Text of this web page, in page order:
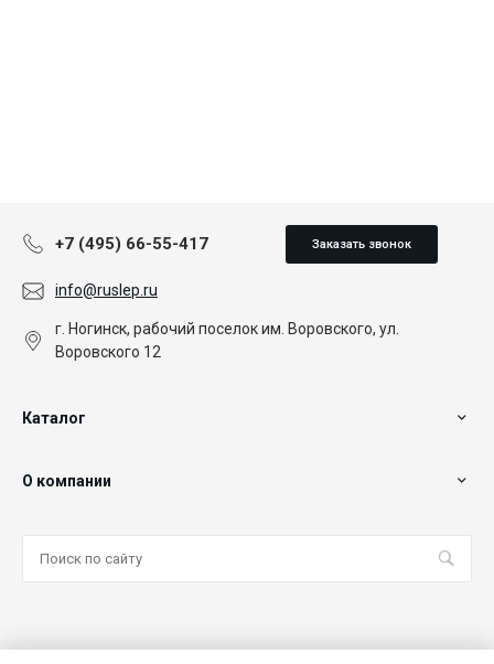
+7 (495) 66-55-417 Заказать звонок
info@ruslep.ru
г. Ногинск, рабочий поселок им. Воровского, ул.
Воровского 12
Каталог
О компании